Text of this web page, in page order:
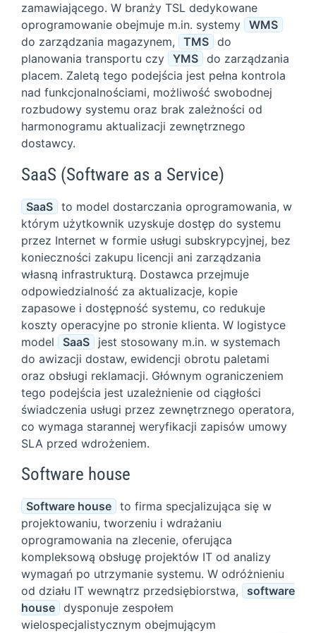
zamawiającego. W branży TSL dedykowane
oprogramowanie obejmuje m.in. systemy WMS
do zarządzania magazynem,
TMS do
planowania transportu czy YMS do zarządzania
placem. Zaletą tego podejścia jest pełna kontrola
nad funkcjonalnościami, możliwość swobodnej
rozbudowy systemu oraz brak zależności od
harmonogramu aktualizacji zewnętrznego
dostawcy.
SaaS (Software as a Service)
SaaS to model dostarczania oprogramowania, w
którym użytkownik uzyskuje dostęp do systemu
przez Internet w formie usługi subskrypcyjnej, bez
konieczności zakupu licencji ani zarządzania
własną infrastrukturą. Dostawca przejmuje
odpowiedzialność za aktualizacje, kopie
zapasowe i dostępność systemu, co redukuje
koszty operacyjne po stronie klienta. W logistyce
model
SaaS
jest stosowany m.in. w systemach
do awizacji dostaw, ewidencji obrotu paletami
oraz obsługi reklamacji. Głównym ograniczeniem
tego podejścia jest uzależnienie od ciągłości
świadczenia usługi przez zewnętrznego operatora,
co wymaga starannej weryfikacji zapisów umowy
SLA przed wdrożeniem.
Software house
Software house to firma specjalizująca się w
projektowaniu, tworzeniu i wdrażaniu
oprogramowania na zlecenie, oferująca
kompleksową obsługę projektów IT od analizy
wymagań po utrzymanie systemu. W odróżnieniu
od działu IT wewnątrz przedsiębiorstwa,
software
house dysponuje zespołem
wielospecjalistycznym obejmującym